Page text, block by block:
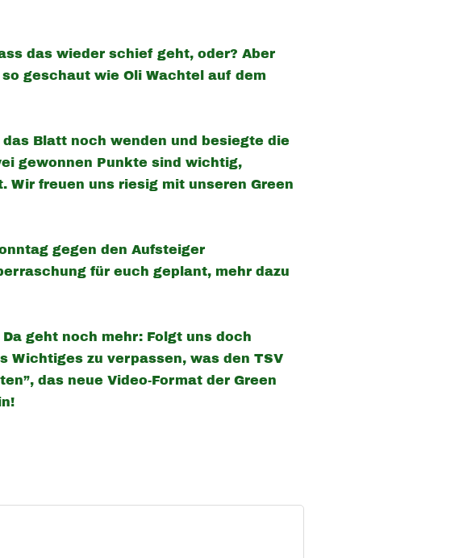
das wieder schief geht, oder? Aber
geschaut wie Oli Wachtel auf dem
Blatt noch wenden und besiegte die
gewonnen Punkte sind wichtig,
freuen uns riesig mit unseren Green
gegen den Aufsteiger
für euch geplant, mehr dazu
geht noch mehr: Folgt uns doch
Wichtiges zu verpassen, was den TSV
das neue Video-Format der Green